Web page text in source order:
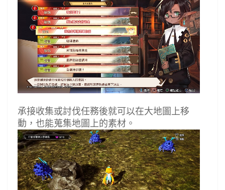
承接收集或討伐任務後就可以在大地圖上移
動，也能蒐集地圖上的素材。